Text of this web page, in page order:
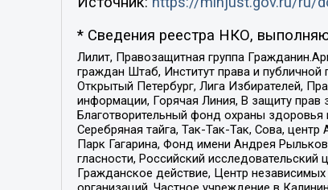
* Сведения реестра НКО,
Лилит, Правозащитная группа
граждан Штаб, Институт права и
Открытый Петербург, Лига Избирателей,
информации, Горячая Линия, В защиту
Благотворительный фонд охраны
Серебряная тайга, Так-Так-Так, Сова,
Парк Гагарина, Фонд имени Андрея
гласности, Российский
Гражданское действие, Центр